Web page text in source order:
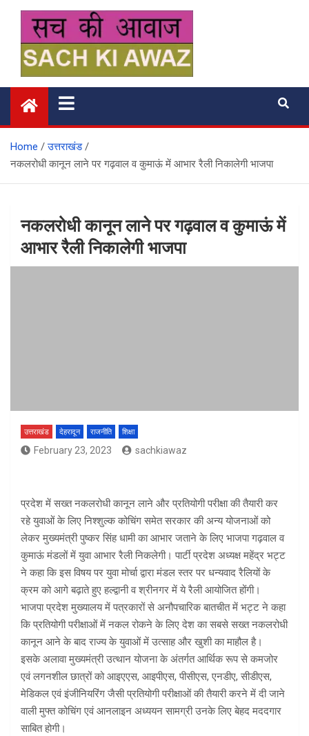
content
सच की आवाज
Home
उत्तराखंड
नकलरोधी कानून लाने पर गढ़वाल व कुमाऊं में आभार रैली निकालेगी भाजपा
नकलरोधी कानून लाने पर गढ़वाल व कुमाऊं में
आभार रैली निकालेगी भाजपा
उत्तराखंड देहरादून राजनीति शिक्षा
February 23, 2023 sachkiawaz
प्रदेश में सख्त नकलरोधी कानून लाने और प्रतियोगी परीक्षा की तैयारी कर
रहे युवाओं के लिए निश्शुल्क कोचिंग समेत सरकार की अन्य योजनाओं को
लेकर मुख्यमंत्री पुष्कर सिंह धामी का आभार जताने के लिए भाजपा गढ़वाल व
कुमाऊं मंडलों में युवा आभार रैली निकलेगी। पार्टी प्रदेश अध्यक्ष महेंद्र भट्ट
ने कहा कि इस विषय पर युवा मोर्चा द्वारा मंडल स्तर पर धन्यवाद रैलियों के
क्रम को आगे बढ़ाते हुए हल्द्वानी व श्रीनगर में ये रैली आयोजित होंगी।
भाजपा प्रदेश मुख्यालय में पत्रकारों से अनौपचारिक बातचीत में भट्ट ने कहा
कि प्रतियोगी परीक्षाओं में नकल रोकने के लिए देश का सबसे सख्त नकलरोधी
कानून आने के बाद राज्य के युवाओं में उत्साह और खुशी का माहौल है।
इसके अलावा मुख्यमंत्री उत्थान योजना के अंतर्गत आर्थिक रूप से कमजोर
एवं लगनशील छात्रों को आइएएस, आइपीएस, पीसीएस, एनडीए, सीडीएस,
मेडिकल एवं इंजीनियरिंग जैसी प्रतियोगी परीक्षाओं की तैयारी करने में दी जाने
वाली मुफ्त कोचिंग एवं आनलाइन अध्ययन सामग्री उनके लिए बेहद मददगार
साबित होगी।